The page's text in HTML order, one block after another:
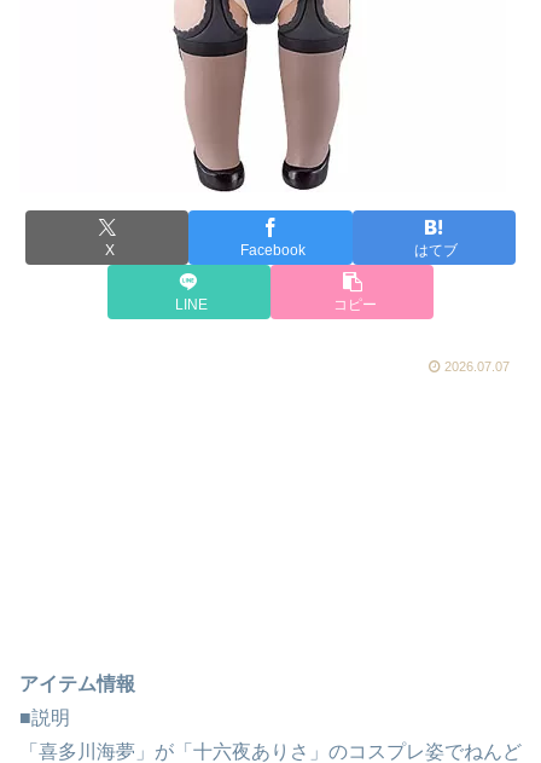
X Facebook はてブ
LINE コピー
2026.07.07
アイテム情報
■説明
「喜多川海夢」が「十六夜ありさ」のコスプレ姿でねんど